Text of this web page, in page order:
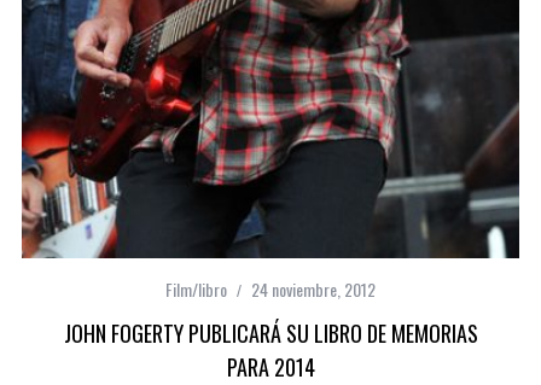
Film/libro 24 noviembre, 2012
JOHN FOGERTY PUBLICARÁ SU LIBRO DE MEMORIAS
PARA 2014